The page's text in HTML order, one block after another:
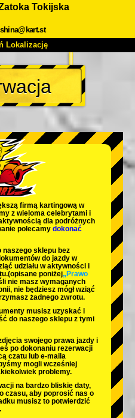
Tokijska
shina@kart.st
Lokalizację
Cena
Tokyo Akihabara#1
Tokyo Bay
Osaka
firmą kartingową w
z wieloma celebrytami i
dla podróżnych
polecamy dokonać
naszego sklepu bez
do jazdy w
udziału w aktywności i
(opisane poniżej„Prawo
nie masz wymaganych
nie będziesz mógł wziąć
żadnego zwrotu.
musisz uzyskać i
do naszego sklepu z tymi
swojego prawa jazdy i
po dokonaniu rezerwacji
czatu lub e-maila
mogli wcześniej
problemy.
na bardzo bliskie daty,
czasu, aby poprosić nas o
musisz to potwierdzić